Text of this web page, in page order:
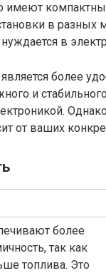
в разных
в
является более
и
от ваших
более
так как
топлива. Это